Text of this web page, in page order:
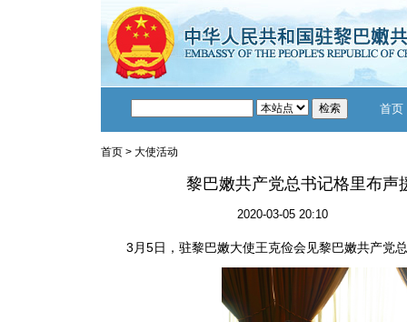
首页
首页 > 大使活动
黎巴嫩共产党总书记格里布声
2020-03-05 20:10
3月5日，驻黎巴嫩大使王克俭会见黎巴嫩共产党总